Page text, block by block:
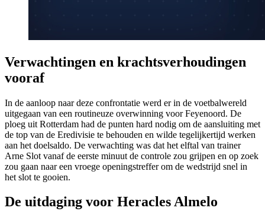
Verwachtingen en krachtsverhoudingen
vooraf
In de aanloop naar deze confrontatie werd er in de voetbalwereld
uitgegaan van een routineuze overwinning voor Feyenoord. De
ploeg uit Rotterdam had de punten hard nodig om de aansluiting met
de top van de Eredivisie te behouden en wilde tegelijkertijd werken
aan het doelsaldo. De verwachting was dat het elftal van trainer
Arne Slot vanaf de eerste minuut de controle zou grijpen en op zoek
zou gaan naar een vroege openingstreffer om de wedstrijd snel in
het slot te gooien.
De uitdaging voor Heracles Almelo